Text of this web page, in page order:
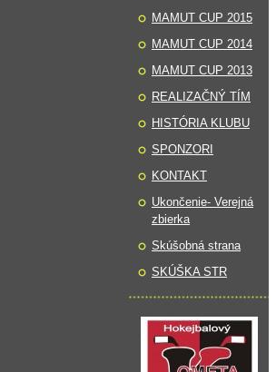
MAMUT CUP 2015
MAMUT CUP 2014
MAMUT CUP 2013
REALIZAČNÝ TÍM
HISTÓRIA KLUBU
SPONZORI
KONTAKT
Ukončenie- Verejná
zbierka
Skúšobná strana
SKÚŠKA STR